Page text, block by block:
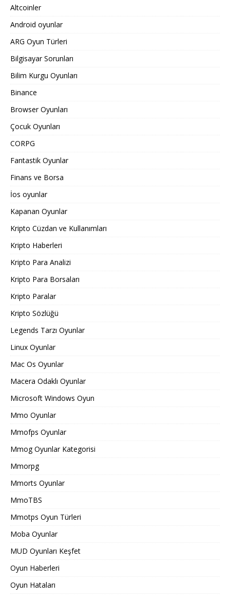
Altcoinler
Android oyunlar
ARG Oyun Türleri
Bilgisayar Sorunları
Bilim Kurgu Oyunları
Binance
Browser Oyunları
Çocuk Oyunları
CORPG
Fantastik Oyunlar
Finans ve Borsa
İos oyunlar
Kapanan Oyunlar
Kripto Cüzdan ve Kullanımları
Kripto Haberleri
Kripto Para Analizi
Kripto Para Borsaları
Kripto Paralar
Kripto Sözlüğü
Legends Tarzı Oyunlar
Linux Oyunlar
Mac Os Oyunlar
Macera Odaklı Oyunlar
Microsoft Windows Oyun
Mmo Oyunlar
Mmofps Oyunlar
Mmog Oyunlar Kategorisi
Mmorpg
Mmorts Oyunlar
MmoTBS
Mmotps Oyun Türleri
Moba Oyunlar
MUD Oyunları Keşfet
Oyun Haberleri
Oyun Hataları